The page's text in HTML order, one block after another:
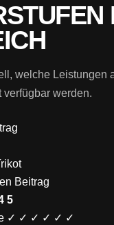
welche Leistungen
verfügbar werden.
Beitrag
5
✓ ✓ ✓ ✓ ✓ ✓